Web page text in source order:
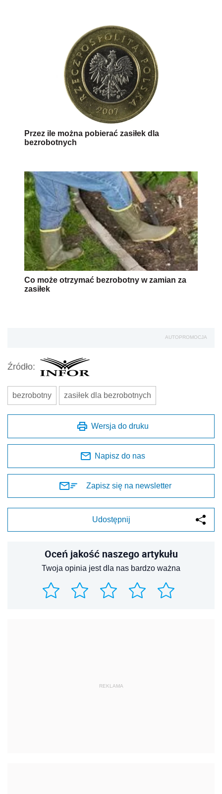
Przez ile można pobierać zasiłek dla
bezrobotnych
Co może otrzymać bezrobotny w zamian za
zasiłek
AUTOPROMOCJA
Źródło:
bezrobotny zasiłek dla bezrobotnych
Wersja do druku
Napisz do nas
Zapisz się na newsletter
Udostępnij
Oceń jakość naszego artykułu
Twoja opinia jest dla nas bardzo ważna
REKLAMA